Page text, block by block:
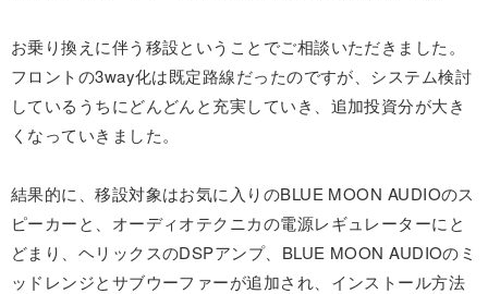
お乗り換えに伴う移設ということでご相談いただきました。
フロントの3way化は既定路線だったのですが、システム検討
しているうちにどんどんと充実していき、追加投資分が大き
くなっていきました。
結果的に、移設対象はお気に入りのBLUE MOON AUDIOのス
ピーカーと、オーディオテクニカの電源レギュレーターにと
どまり、ヘリックスのDSPアンプ、BLUE MOON AUDIOのミ
ッドレンジとサブウーファーが追加され、インストール方法